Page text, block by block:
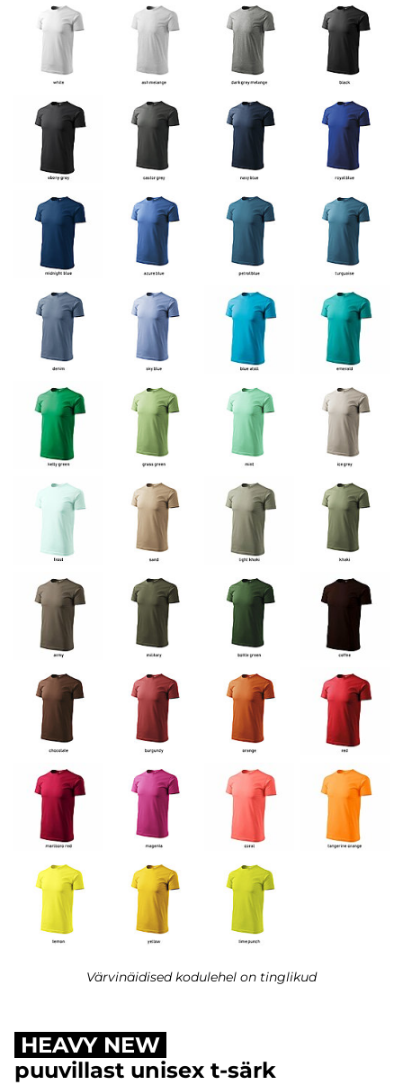
Värvinäidised kodulehel on tinglikud
HEAVY NEW
puuvillast unisex t-särk